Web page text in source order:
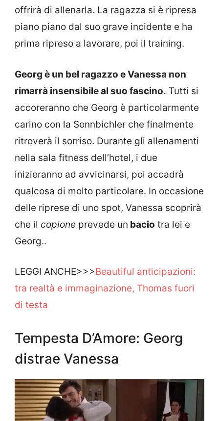
offrirà di allenarla. La ragazza si è ripresa
piano piano dal suo grave incidente e ha
prima ripreso a lavorare, poi il training.
Georg è un bel ragazzo e Vanessa non
rimarrà insensibile al suo fascino. Tutti si
accoreranno che Georg è particolarmente
carino con la Sonnbichler che finalmente
ritroverà il sorriso. Durante gli allenamenti
nella sala fitness dell’hotel, i due
inizieranno ad avvicinarsi, poi accadrà
qualcosa di molto particolare. In occasione
delle riprese di uno spot, Vanessa scoprirà
che il copione prevede un bacio tra lei e
Georg..
LEGGI ANCHE>>>Beautiful anticipazioni:
tra realtà e immaginazione, Thomas fuori
di testa
Tempesta D’Amore: Georg
distrae Vanessa